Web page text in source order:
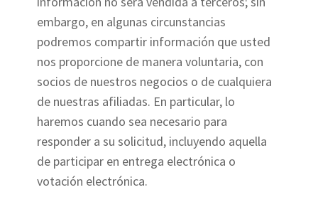
embargo, en algunas circunstancias
podremos compartir información que usted
nos proporcione de manera voluntaria, con
socios de nuestros negocios o de cualquiera
de nuestras afiliadas. En particular, lo
haremos cuando sea necesario para
responder a su solicitud, incluyendo aquella
de participar en entrega electrónica o
votación electrónica.